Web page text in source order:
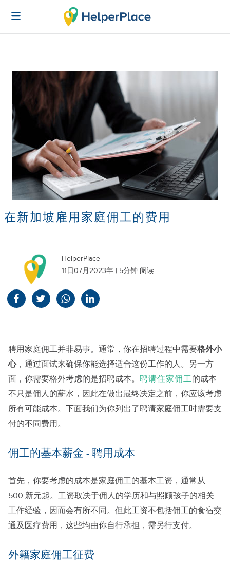
在新加坡雇用家庭佣工的费用
HelperPlace
11日07月2023年 | 5分钟 阅读
聘用家庭佣工并非易事。通常，你在招聘过程中需要格外小
心，通过面试来确保你能选择适合这份工作的人。另一方
面，你需要格外考虑的是招聘成本。 聘请住家佣工的成本
不只是佣人的薪水，因此在做出最终决定之前，你应该考虑
所有可能成本。下面我们为你列出了聘请家庭佣工时需要支
付的不同费用。
佣工的基本薪金 - 聘用成本
首先，你要考虑的成本是家庭佣工的基本工资，通常从
500 新元起。工资取决于佣人的学历和与照顾孩子的相关
工作经验，因而会有所不同。但此工资不包括佣工的食宿交
通及医疗费用，这些均由你自行承担，需另行支付。
外籍家庭佣工征费